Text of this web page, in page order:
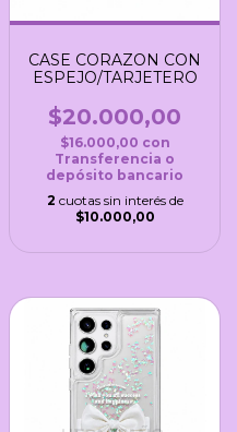
CASE CORAZON CON
ESPEJO/TARJETERO
$20.000,00
$16.000,00 con
Transferencia o
depósito bancario
2 cuotas sin interés de
$10.000,00